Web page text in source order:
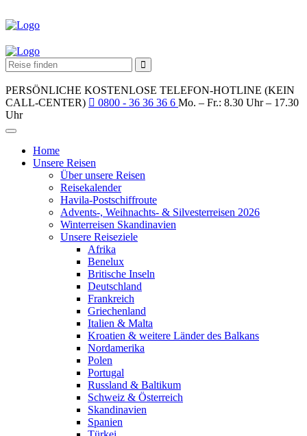
PERSÖNLICHE KOSTENLOSE TELEFON-HOTLINE (KEIN
CALL-CENTER)
0800 - 36 36 36 6 Mo. – Fr.: 8.30 Uhr – 17.30
Uhr
Home
Unsere Reisen
Über unsere Reisen
Reisekalender
Havila-Postschiffroute
Advents-, Weihnachts- & Silvesterreisen 2026
Winterreisen Skandinavien
Unsere Reiseziele
Afrika
Benelux
Britische Inseln
Deutschland
Frankreich
Griechenland
Italien & Malta
Kroatien & weitere Länder des Balkans
Nordamerika
Polen
Portugal
Russland & Baltikum
Schweiz & Österreich
Skandinavien
Spanien